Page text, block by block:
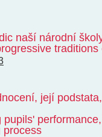
naší národní
její
process